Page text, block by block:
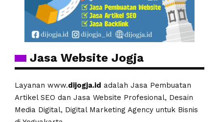
Jasa Website Jogja
Layanan www.dijogja.id adalah Jasa Pembuatan
Artikel SEO dan Jasa Website Profesional, Desain
Media Digital, Digital Marketing Agency untuk Bisnis